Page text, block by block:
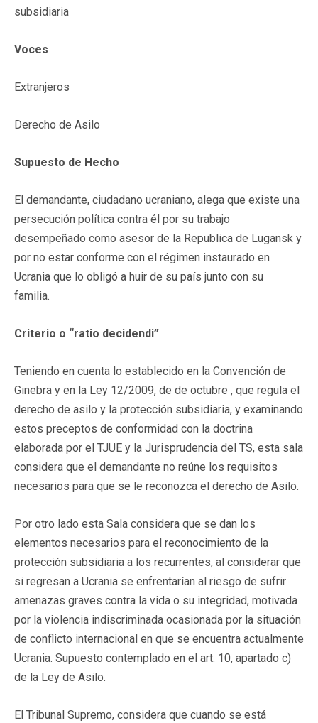
subsidiaria
Voces
Extranjeros
Derecho de Asilo
Supuesto de Hecho
El demandante, ciudadano ucraniano, alega que existe una
persecución política contra él por su trabajo
desempeñado como asesor de la Republica de Lugansk y
por no estar conforme con el régimen instaurado en
Ucrania que lo obligó a huir de su país junto con su
familia.
Criterio o “ratio decidendi”
Teniendo en cuenta lo establecido en la Convención de
Ginebra y en la Ley 12/2009, de de octubre , que regula el
derecho de asilo y la protección subsidiaria, y examinando
estos preceptos de conformidad con la doctrina
elaborada por el TJUE y la Jurisprudencia del TS, esta sala
considera que el demandante no reúne los requisitos
necesarios para que se le reconozca el derecho de Asilo.
Por otro lado esta Sala considera que se dan los
elementos necesarios para el reconocimiento de la
protección subsidiaria a los recurrentes, al considerar que
si regresan a Ucrania se enfrentarían al riesgo de sufrir
amenazas graves contra la vida o su integridad, motivada
por la violencia indiscriminada ocasionada por la situación
de conflicto internacional en que se encuentra actualmente
Ucrania. Supuesto contemplado en el art. 10, apartado c)
de la Ley de Asilo.
El Tribunal Supremo, considera que cuando se está